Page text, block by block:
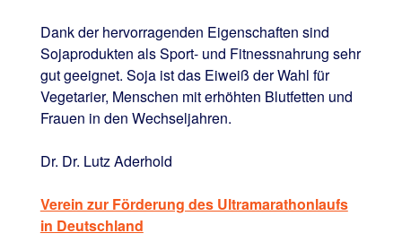
Dank der hervorragenden Eigenschaften sind
Sojaprodukten als Sport- und Fitnessnahrung sehr
gut geeignet. Soja ist das Eiweiß der Wahl für
Vegetarier, Menschen mit erhöhten Blutfetten und
Frauen in den Wechseljahren.
Dr. Dr. Lutz Aderhold
Verein zur Förderung des Ultramarathonlaufs
in Deutschland